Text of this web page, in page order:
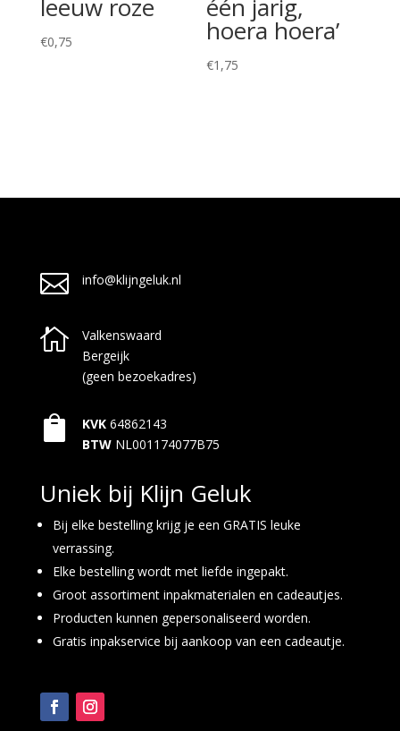
leeuw roze
€0,75
één jarig,
hoera hoera’
€1,75
 info@klijngeluk.nl

Valkenswaard
Bergeijk
(geen bezoekadres)
 KVK 64862143
BTW NL001174077B75
Uniek bij Klijn Geluk
Bij elke bestelling krijg je een GRATIS leuke
verrassing.
Elke bestelling wordt met liefde ingepakt.
Groot assortiment inpakmaterialen en cadeautjes.
Producten kunnen gepersonaliseerd worden.
Gratis inpakservice bij aankoop van een cadeautje.